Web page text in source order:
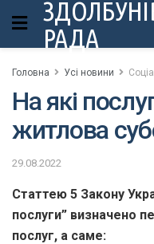
РАДА
Головна Усі новини
На які
житлова
29.08.2022
Статтею 5 Закону
послуги” визначено
послуг, а саме: